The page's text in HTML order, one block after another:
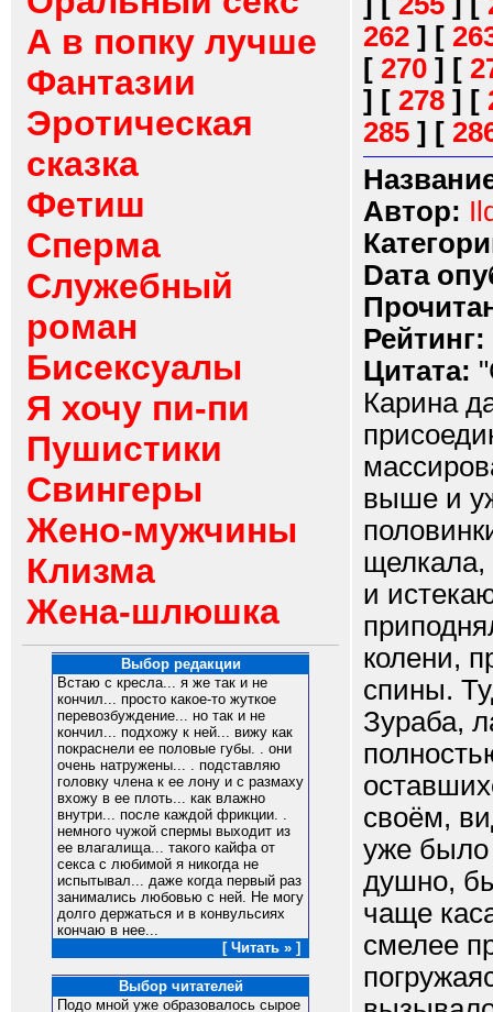
А в попку лучше
Фантазии
Эротическая
сказка
Фетиш
Сперма
Служебный
роман
Бисексуалы
Я хочу пи-пи
Пушистики
Свингеры
Жено-мужчины
Клизма
Жена-шлюшка
Выбор редакции
Встаю с кресла... я же так и не
кончил... просто какое-то жуткое
перевозбуждение... но так и не
кончил... подхожу к ней... вижу как
покраснели ее половые губы. . они
очень натружены... . подставляю
головку члена к ее лону и с размаху
вхожу в ее плоть... как влажно
внутри... после каждой фрикции. .
немного чужой спермы выходит из
ее влагалища... такого кайфа от
секса с любимой я никогда не
испытывал... даже когда первый раз
занимались любовью с ней. Не могу
долго держаться и в конвульсиях
кончаю в нее...
[ Читать » ]
Выбор читателей
Подо мной уже образовалось сырое
262 ] [
[ 270 ] [
] [ 278 ] [
285 ] [
Автор:
Dата
Рейтинг:
Цитата:
Карина
выше и
щелкала,
и
колени,
спины.
Зураба,
своём,
уже было
душно,
чаще
смелее